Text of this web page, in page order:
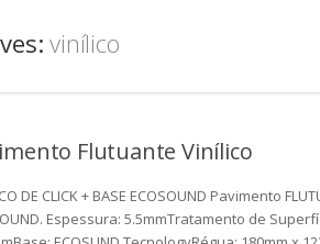
vinílico
Flutuante Vinílico
DE CLICK + BASE ECOSOUND Pavimento
Espessura: 5.5mmTratamento de